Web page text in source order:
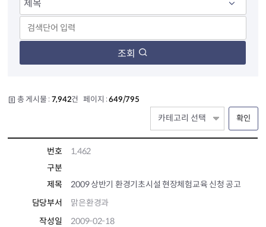
조회
총 게시물 : 7,942건 페이지 :649/795
확인
번호
1,462
구분
제목
2009 상반기 환경기초시설 현장체험교육 신청 공고
담당부서
맑은환경과
작성일
2009-02-18